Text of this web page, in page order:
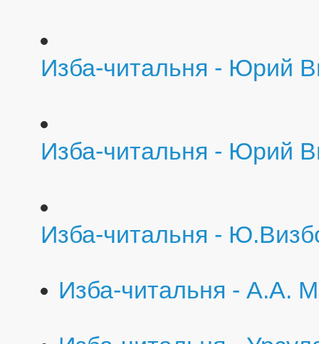
Изба-читальня - Юрий
Изба-читальня - Юрий
Изба-читальня -
Изба-читальня - А.А.